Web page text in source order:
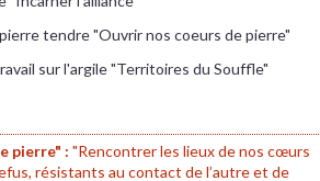
tendre "Ouvrir nos coeurs de pierre"
sur l'argile "Territoires du Souffle"
pierre" : "Rencontrer les lieux de nos cœurs
résistants au contact de l’autre et de